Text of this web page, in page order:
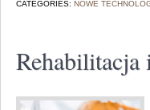
CATEGORIES: NOWE